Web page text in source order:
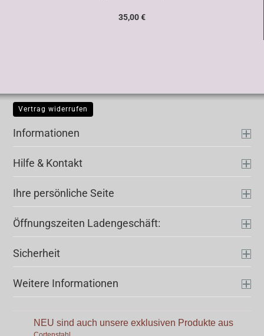
35,00 €
Vertrag widerrufen
Informationen
Hilfe & Kontakt
Ihre persönliche Seite
Öffnungszeiten Ladengeschäft:
Sicherheit
Weitere Informationen
NEU sind auch unsere exklusiven Produkte aus